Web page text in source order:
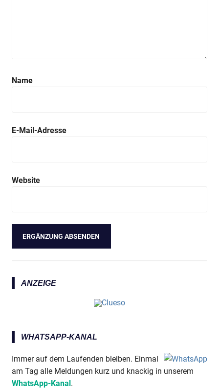
Name
E-Mail-Adresse
Website
ANZEIGE
WHATSAPP-KANAL
Immer auf dem Laufenden bleiben. Einmal
am Tag alle Meldungen kurz und knackig in unserem
WhatsApp-Kanal.